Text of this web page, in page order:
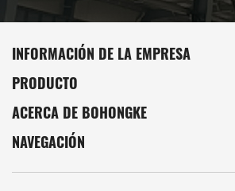
INFORMACIÓN DE LA EMPRESA
PRODUCTO
ACERCA DE BOHONGKE
NAVEGACIÓN